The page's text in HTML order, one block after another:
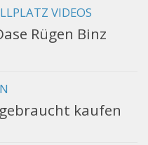
VIDEOS
Rügen Binz
kaufen